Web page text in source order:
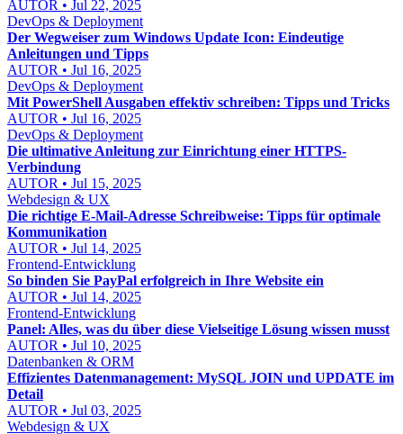
AUTOR • Jul 22, 2025
DevOps & Deployment
Der Wegweiser zum Windows Update Icon: Eindeutige
Anleitungen und Tipps
AUTOR • Jul 16, 2025
DevOps & Deployment
Mit PowerShell Ausgaben effektiv schreiben: Tipps und Tricks
AUTOR • Jul 16, 2025
DevOps & Deployment
Die ultimative Anleitung zur Einrichtung einer HTTPS-
Verbindung
AUTOR • Jul 15, 2025
Webdesign & UX
Die richtige E-Mail-Adresse Schreibweise: Tipps für optimale
Kommunikation
AUTOR • Jul 14, 2025
Frontend-Entwicklung
So binden Sie PayPal erfolgreich in Ihre Website ein
AUTOR • Jul 14, 2025
Frontend-Entwicklung
Panel: Alles, was du über diese Vielseitige Lösung wissen musst
AUTOR • Jul 10, 2025
Datenbanken & ORM
Effizientes Datenmanagement: MySQL JOIN und UPDATE im
Detail
AUTOR • Jul 03, 2025
Webdesign & UX